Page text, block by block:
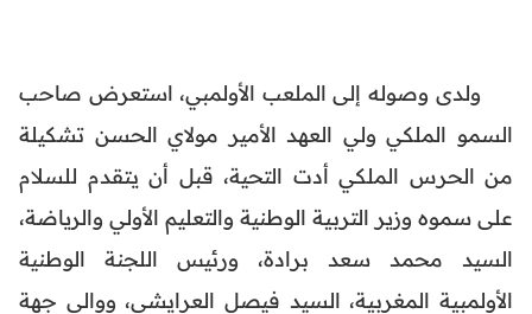
ولدى وصوله إلى الملعب الأولمبي، استعرض صاحب
السمو الملكي ولي العهد الأمير مولاي الحسن تشكيلة
من الحرس الملكي أدت التحية، قبل أن يتقدم للسلام
على سموه وزير التربية الوطنية والتعليم الأولي والرياضة،
السيد محمد سعد برادة، ورئيس اللجنة الوطنية
الأولمبية المغربية، السيد فيصل العرايشي، ووالي جهة